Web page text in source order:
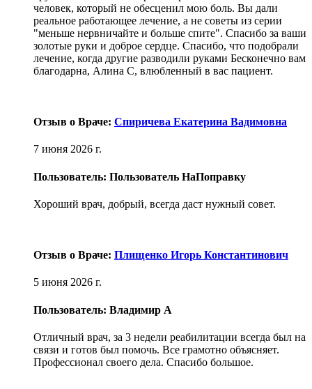
человек, который не обесценил мою боль. Вы дали
реальное работающее лечение, а не советы из серии
"меньше нервничайте и больше спите". Спасибо за ваши
золотые руки и доброе сердце. Спасибо, что подобрали
лечение, когда другие разводили руками Бесконечно вам
благодарна, Алина С, влюбленный в вас пациент.
Отзыв о Враче: Спиричева Екатерина Вадимовна
7 июня 2026 г.
Пользователь: Пользователь НаПоправку
Хороший врач, добрый, всегда даст нужный совет.
Отзыв о Враче: Плищенко Игорь Константинович
5 июня 2026 г.
Пользователь: Владимир А
Отличный врач, за 3 недели реабилитации всегда был на
связи и готов был помочь. Все грамотно объясняет.
Профессионал своего дела. Спасибо большое.